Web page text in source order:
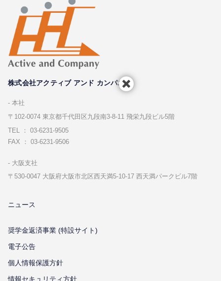
株式会社アクティブ アンド カンパニー
本社
〒102-0074 東京都千代⽥区九段南3-8-11 飛栄九段ビル5階
TEL ： 03-6231-9505
FAX ： 03-6231-9506
⼤阪⽀社
〒530-0047 ⼤阪府⼤阪市北区⻄天満5-10-17 ⻄天満パークビル7階
ニュース
奨学金返済事業 (特設サイト)
電子公告
個⼈情報保護⽅針
情報セキュリティ⽅針